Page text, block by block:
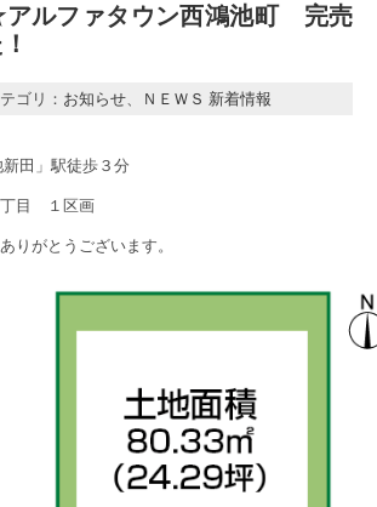
ルファタウン西鴻池町 完売
ゴリ： お知らせ、 ＮＥＷＳ 新着情報
田」駅徒歩３分
丁目 １区画
りがとうございます。